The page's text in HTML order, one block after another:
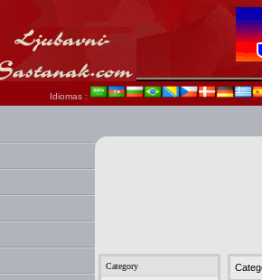
Idiomas :
Category